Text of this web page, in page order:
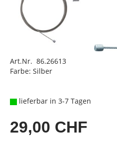
Art.Nr. 86.26613
Farbe: Silber
lieferbar in 3-7 Tagen
29,00 CHF